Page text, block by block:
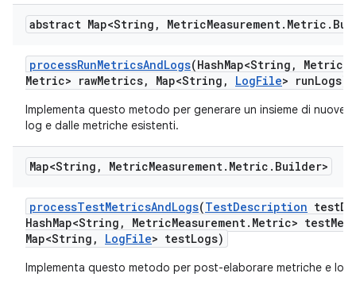
abstract Map<String , MetricMeasurement. Metric .
processRunMetricsAndLogs(HashMap<String , Metric
Metric> rawMetrics, Map<String , LogFile> runLogs)
Implementa questo metodo per generare un insieme di nuove
log e dalle metriche esistenti.
Map<String , MetricMeasurement. Metric . Builder>
processTestMetricsAndLogs(TestDescription test
HashMap<String , MetricMeasurement. Metric> test
Map<String , LogFile> testLogs)
Implementa questo metodo per post-elaborare metriche e